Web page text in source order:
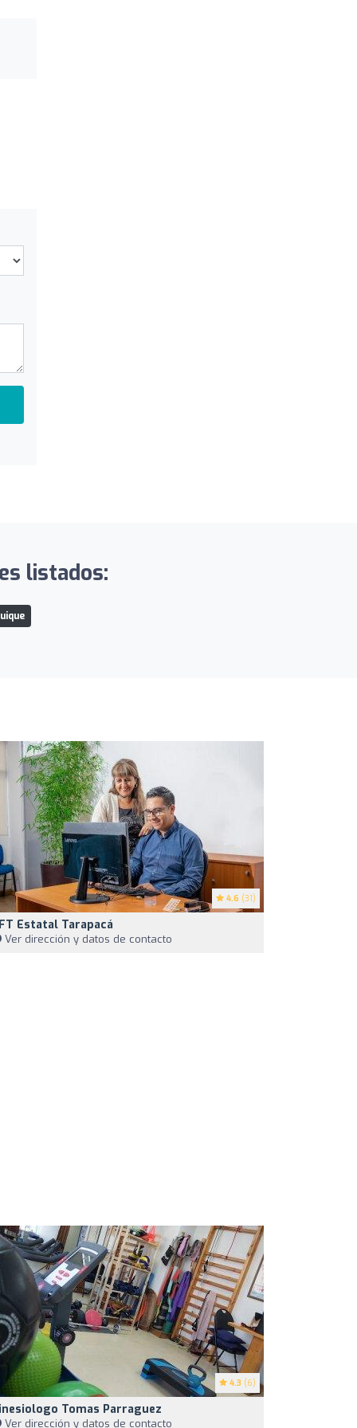
listados:
4.6 (31)
Estatal Tarapacá
Ver dirección y datos de contacto
4.3 (6)
Tomas Parraguez
Ver dirección y datos de contacto